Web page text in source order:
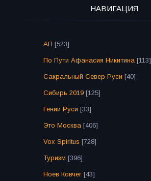
НАВИГАЦИЯ
АП [523]
По Пути Афанасия Никитина [113]
Сакральный Север Руси [40]
Сибирь 2019 [125]
Гении Руси [33]
Это Москва [406]
Vox Spiritus [728]
Туризм [396]
Ноев Ковчег [43]